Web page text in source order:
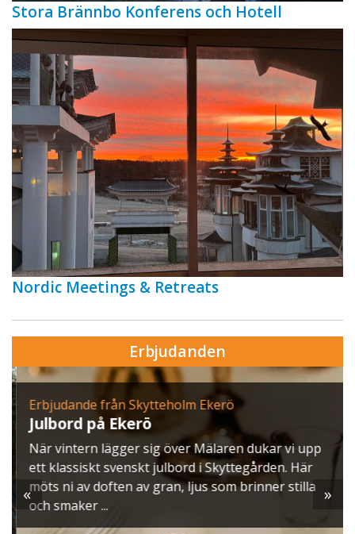
Stora Brännbo Konferens och Hotell
Nordic Meetings & Retreats
Erbjudanden
Erbjudande från Skytteholm Ekerö
Julbord på Ekerö
När vintern lägger sig över Mälaren dukar vi upp
ett klassiskt svenskt julbord i Skyttegården. Här
möts ni av doften av gran, ljus som brinner stilla
och smaker ...
« »